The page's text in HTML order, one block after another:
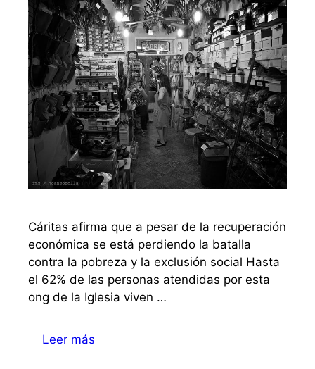
Cáritas afirma que a pesar de la recuperación
económica se está perdiendo la batalla
contra la pobreza y la exclusión social Hasta
el 62% de las personas atendidas por esta
ong de la Iglesia viven …
Leer más